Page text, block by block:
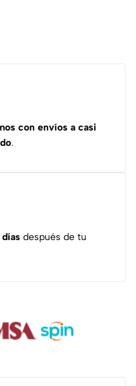
con envíos a casi
.
después de tu